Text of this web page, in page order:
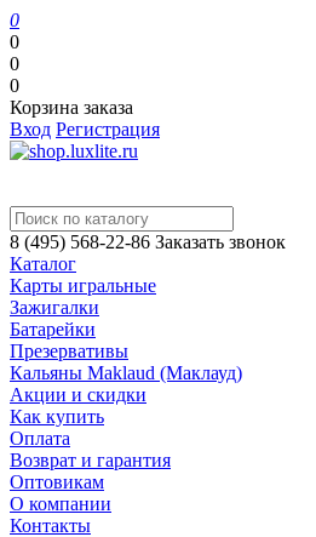
0
0
0
0
Корзина заказа
Вход Регистрация
8 (495) 568-22-86 Заказать звонок
Каталог
Карты игральные
Зажигалки
Батарейки
Презервативы
Кальяны Maklaud (Маклауд)
Акции и скидки
Как купить
Оплата
Возврат и гарантия
Оптовикам
О компании
Контакты